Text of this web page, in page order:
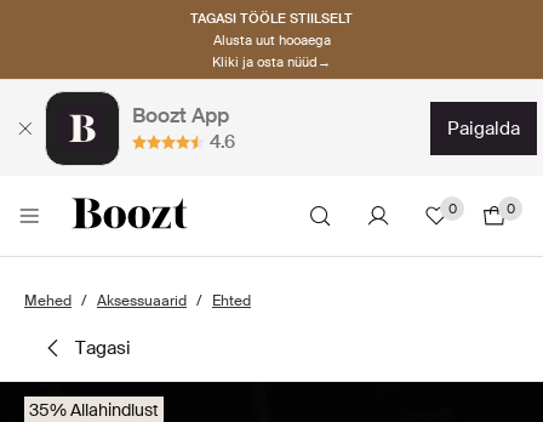
TAGASI TÖÖLE STIILSELT
Alusta uut hooaega
Kliki ja osta nüüd→
Boozt App
4.6
paigalda
0 0
Mehed Aksessuaarid Ehted
tagasi
35% Allahindlust